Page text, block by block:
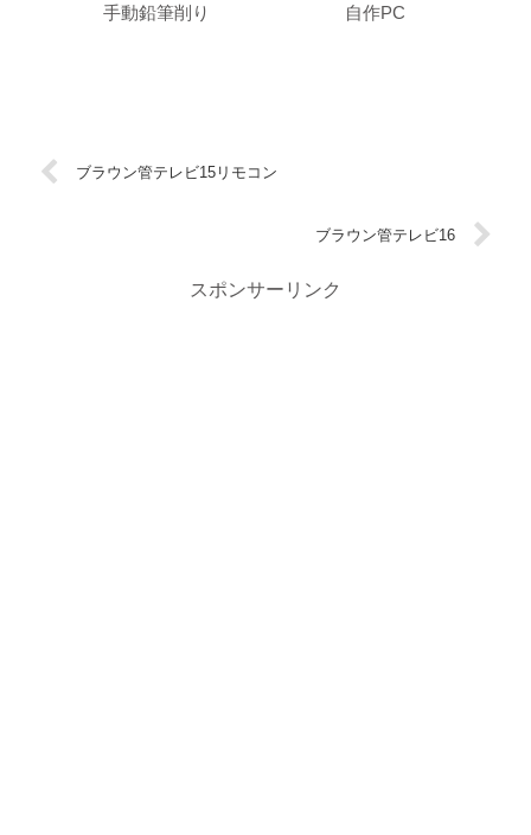
手動鉛筆削り 自作PC
ブラウン管テレビ15リモコン
ブラウン管テレビ16
スポンサーリンク